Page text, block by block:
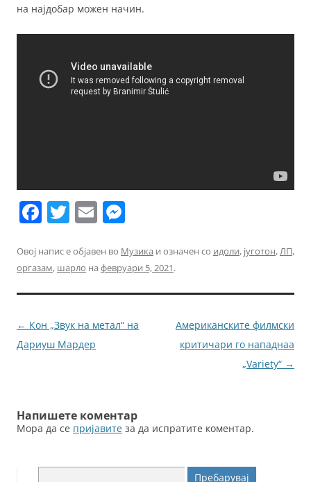
на најдобар можен начин.
F
c
e
b
o
o
T
itt
er
E
ai
l
ss
e
n
g
Овој напис е објавен во Музика и означен со идоли, југотон,ЛП,
оргазам, шарло на февруари 5, 2021.
Навигација
за
← Кон „Звук на метал“ на
Дариуш Мардер
Американските филмски
критичари го нападнаа
„Variety“ →
Напишете коментар
Мора да се пријавите за да испратите коментар.